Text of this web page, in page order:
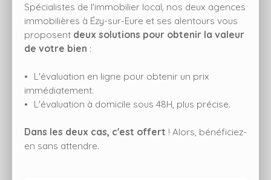
Spécialistes de l'immobilier local, nos deux agences
immobilières à Ézy-sur-Eure et ses alentours vous
proposent deux solutions pour obtenir la valeur
de votre bien :
L'évaluation en ligne pour obtenir un prix
immédiatement.
L'évaluation à domicile sous 48H, plus précise.
Dans les deux cas, c'est offert ! Alors, bénéficiez-
en sans attendre.